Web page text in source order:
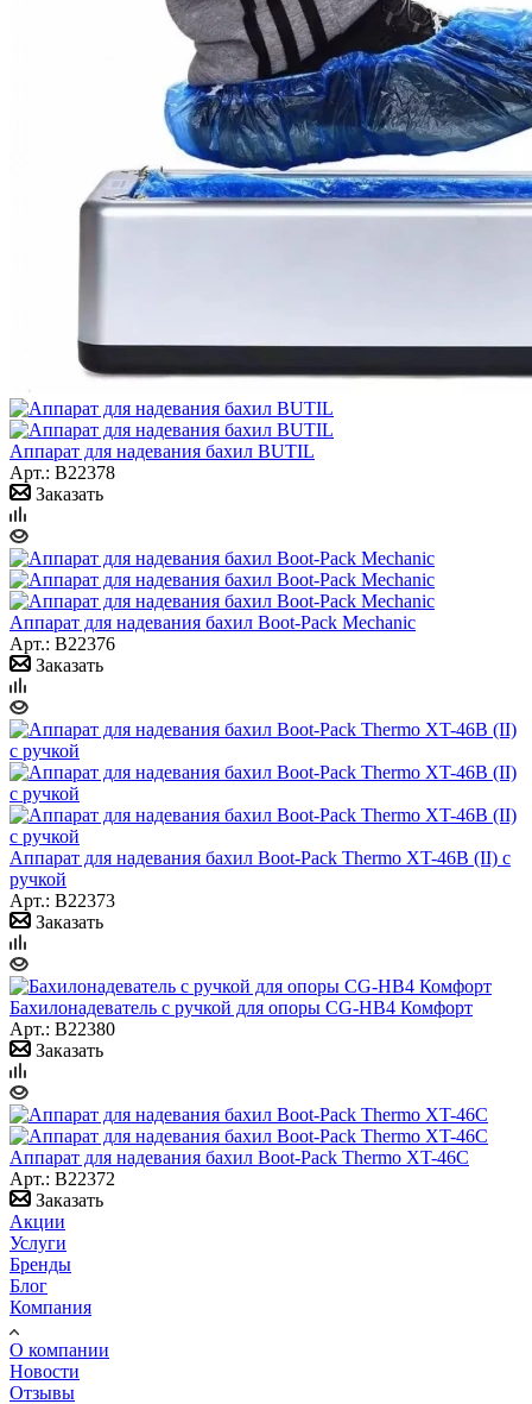
Аппарат для надевания бахил BUTIL
Арт.: B22378
Заказать
Аппарат для надевания бахил Boot-Pack Mechanic
Арт.: B22376
Заказать
Аппарат для надевания бахил Boot-Pack Thermo XT-46В (II) с
ручкой
Арт.: B22373
Заказать
Бахилонадеватель с ручкой для опоры CG-HB4 Комфорт
Арт.: B22380
Заказать
Аппарат для надевания бахил Boot-Pack Thermo XT-46С
Арт.: B22372
Заказать
Акции
Услуги
Бренды
Блог
Компания
О компании
Новости
Отзывы